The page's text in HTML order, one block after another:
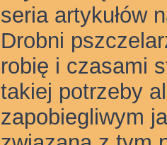
seria artykułów
Drobni
robię i czasami
takiej potrzeby
zapobiegliwym